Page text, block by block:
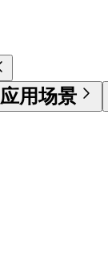
应用场景